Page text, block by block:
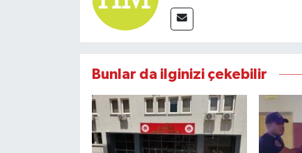
Bunlar da ilginizi çekebilir